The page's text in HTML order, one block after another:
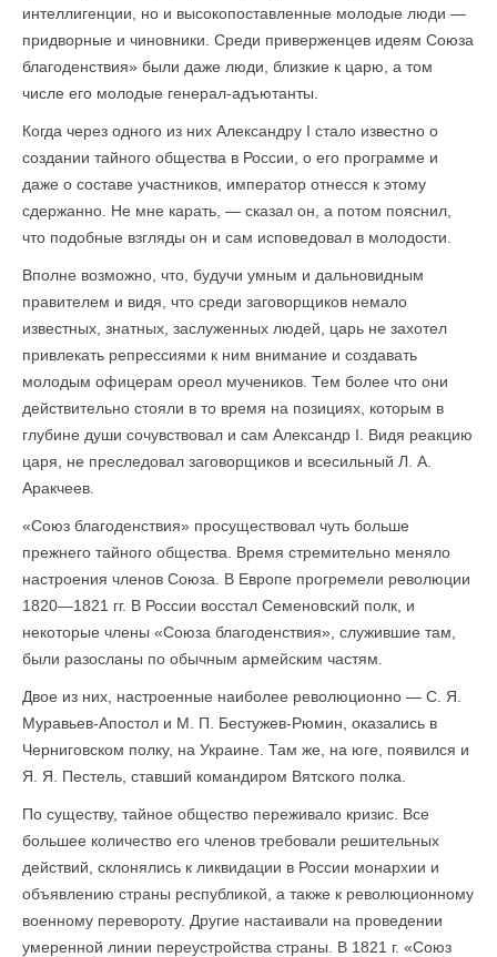
интеллигенции, но и высокопоставленные молодые люди —
придворные и чиновники. Среди приверженцев идеям Союза
благоденствия» были даже люди, близкие к царю, а том
числе его молодые генерал-адъютанты.
Когда через одного из них Александру I стало известно о
создании тайного общества в России, о его программе и
даже о составе участников, император отнесся к этому
сдержанно. Не мне карать, — сказал он, а потом пояснил,
что подобные взгляды он и сам исповедовал в молодости.
Вполне возможно, что, будучи умным и дальновидным
правителем и видя, что среди заговорщиков немало
известных, знатных, заслуженных людей, царь не захотел
привлекать репрессиями к ним внимание и создавать
молодым офицерам ореол мучеников. Тем более что они
действительно стояли в то время на позициях, которым в
глубине души сочувствовал и сам Александр I. Видя реакцию
царя, не преследовал заговорщиков и всесильный Л. А.
Аракчеев.
«Союз благоденствия» просуществовал чуть больше
прежнего тайного общества. Время стремительно меняло
настроения членов Союза. В Европе прогремели революции
1820—1821 гг. В России восстал Семеновский полк, и
некоторые члены «Союза благоденствия», служившие там,
были разосланы по обычным армейским частям.
Двое из них, настроенные наиболее революционно — С. Я.
Муравьев-Апостол и М. П. Бестужев-Рюмин, оказались в
Черниговском полку, на Украине. Там же, на юге, появился и
Я. Я. Пестель, ставший командиром Вятского полка.
По существу, тайное общество переживало кризис. Все
большее количество его членов требовали решительных
действий, склонялись к ликвидации в России монархии и
объявлению страны республикой, а также к революционному
военному перевороту. Другие настаивали на проведении
умеренной линии переустройства страны. В 1821 г. «Союз